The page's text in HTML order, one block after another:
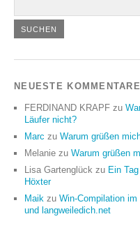
NEUESTE KOMMENTARE
FERDINAND KRAPF zu
Läufer nicht?
Marc zu Warum grüßen
Melanie zu Warum grüßen
Lisa Gartenglück zu Ein
Höxter
Maik zu Win-Compilation im
und langweiledich.net